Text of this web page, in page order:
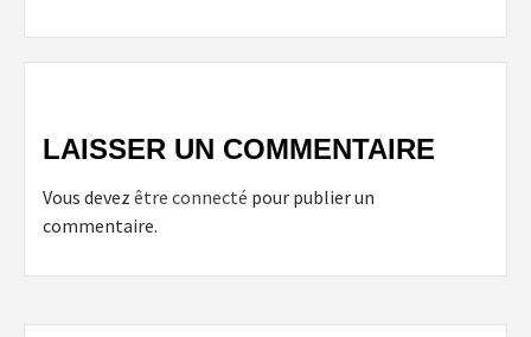
LAISSER UN COMMENTAIRE
Vous devez être connecté pour publier un
commentaire.